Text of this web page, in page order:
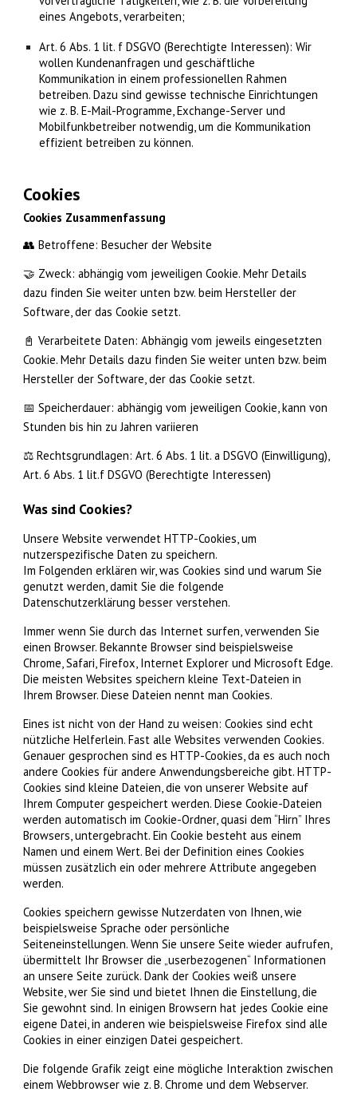
eines Angebots, verarbeiten;
Art. 6 Abs. 1 lit. f DSGVO (Berechtigte Interessen): Wir
wollen Kundenanfragen und geschäftliche
Kommunikation in einem professionellen Rahmen
betreiben. Dazu sind gewisse technische Einrichtungen
wie z. B. E-Mail-Programme, Exchange-Server und
Mobilfunkbetreiber notwendig, um die Kommunikation
effizient betreiben zu können.
Cookies
Cookies Zusammenfassung
👥 Betroffene: Besucher der Website
🤝 Zweck: abhängig vom jeweiligen Cookie. Mehr Details
dazu finden Sie weiter unten bzw. beim Hersteller der
Software, der das Cookie setzt.
📓 Verarbeitete Daten: Abhängig vom jeweils eingesetzten
Cookie. Mehr Details dazu finden Sie weiter unten bzw. beim
Hersteller der Software, der das Cookie setzt.
📅 Speicherdauer: abhängig vom jeweiligen Cookie, kann von
Stunden bis hin zu Jahren variieren
⚖️ Rechtsgrundlagen: Art. 6 Abs. 1 lit. a DSGVO (Einwilligung),
Art. 6 Abs. 1 lit.f DSGVO (Berechtigte Interessen)
Was sind Cookies?
Unsere Website verwendet HTTP-Cookies, um
nutzerspezifische Daten zu speichern.
Im Folgenden erklären wir, was Cookies sind und warum Sie
genutzt werden, damit Sie die folgende
Datenschutzerklärung besser verstehen.
Immer wenn Sie durch das Internet surfen, verwenden Sie
einen Browser. Bekannte Browser sind beispielsweise
Chrome, Safari, Firefox, Internet Explorer und Microsoft Edge.
Die meisten Websites speichern kleine Text-Dateien in
Ihrem Browser. Diese Dateien nennt man Cookies.
Eines ist nicht von der Hand zu weisen: Cookies sind echt
nützliche Helferlein. Fast alle Websites verwenden Cookies.
Genauer gesprochen sind es HTTP-Cookies, da es auch noch
andere Cookies für andere Anwendungsbereiche gibt. HTTP-
Cookies sind kleine Dateien, die von unserer Website auf
Ihrem Computer gespeichert werden. Diese Cookie-Dateien
werden automatisch im Cookie-Ordner, quasi dem “Hirn” Ihres
Browsers, untergebracht. Ein Cookie besteht aus einem
Namen und einem Wert. Bei der Definition eines Cookies
müssen zusätzlich ein oder mehrere Attribute angegeben
werden.
Cookies speichern gewisse Nutzerdaten von Ihnen, wie
beispielsweise Sprache oder persönliche
Seiteneinstellungen. Wenn Sie unsere Seite wieder aufrufen,
übermittelt Ihr Browser die „userbezogenen“ Informationen
an unsere Seite zurück. Dank der Cookies weiß unsere
Website, wer Sie sind und bietet Ihnen die Einstellung, die
Sie gewohnt sind. In einigen Browsern hat jedes Cookie eine
eigene Datei, in anderen wie beispielsweise Firefox sind alle
Cookies in einer einzigen Datei gespeichert.
Die folgende Grafik zeigt eine mögliche Interaktion zwischen
einem Webbrowser wie z. B. Chrome und dem Webserver.